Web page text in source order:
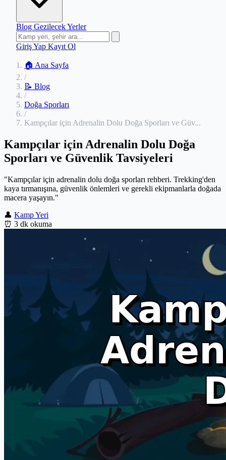
Blog Gezilecek Yerler
Giriş Yap Kayıt Ol
🏠 Ana Sayfa
/
📝 Blog
/
Doğa Sporları
/
Kampçılar için Adrenalin Dolu Doğa Sporları ve Güv...
Kampçılar için Adrenalin Dolu Doğa
Sporları ve Güvenlik Tavsiyeleri
"Kampçılar için adrenalin dolu doğa sporları rehberi. Trekking'den
kaya tırmanışına, güvenlik önlemleri ve gerekli ekipmanlarla doğada
macera yaşayın."
👤 Kamp Yeri
⏰ 3 dk okuma